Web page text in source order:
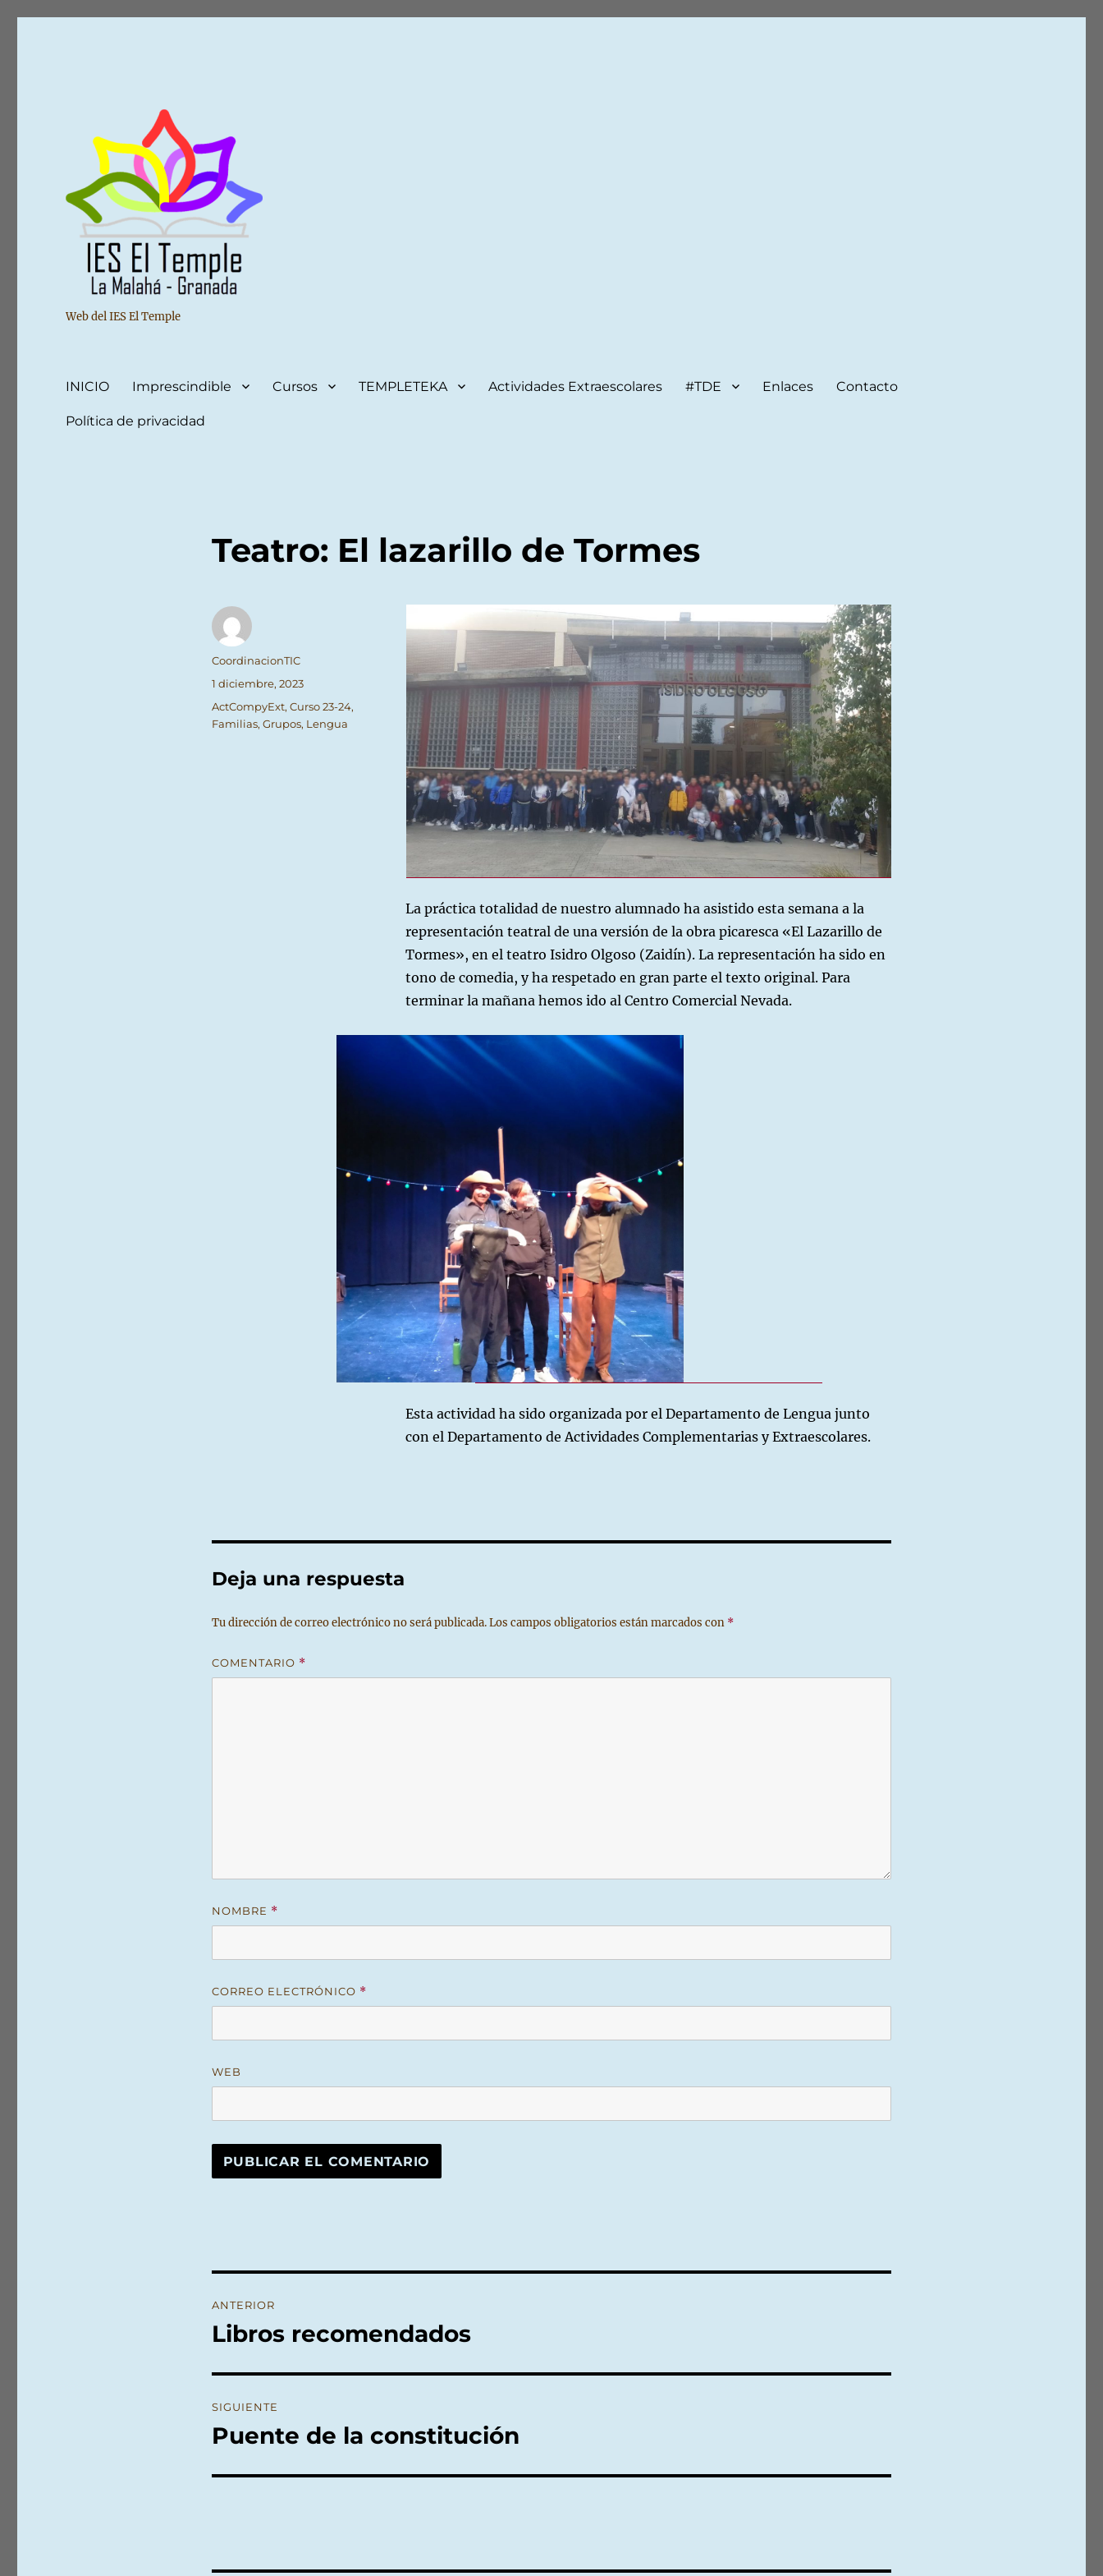
Web del IES El Temple
INICIO Imprescindible Cursos TEMPLETEKA Actividades Extraescolares #TDE Enlaces Contacto
Política de privacidad
Teatro: El lazarillo de Tormes
La práctica totalidad de nuestro alumnado ha asistido esta semana a la
representación teatral de una versión de la obra picaresca «El Lazarillo de
Tormes», en el teatro Isidro Olgoso (Zaidín). La representación ha sido en
tono de comedia, y ha respetado en gran parte el texto original. Para
terminar la mañana hemos ido al Centro Comercial Nevada.
Esta actividad ha sido organizada por el Departamento de Lengua junto
con el Departamento de Actividades Complementarias y Extraescolares.
Autor
CoordinacionTIC
Publicado
1 diciembre, 2023
Categorías
ActCompyExt, Curso 23-24,
Familias, Grupos, Lengua
Deja una respuesta
Tu dirección de correo electrónico no será publicada.Los campos obligatorios están marcados con *
COMENTARIO *
NOMBRE *
CORREO ELECTRÓNICO *
WEB
de
ANTERIOR
Entrada
Libros recomendados
SIGUIENTE
Entrada
Puente de la constitución